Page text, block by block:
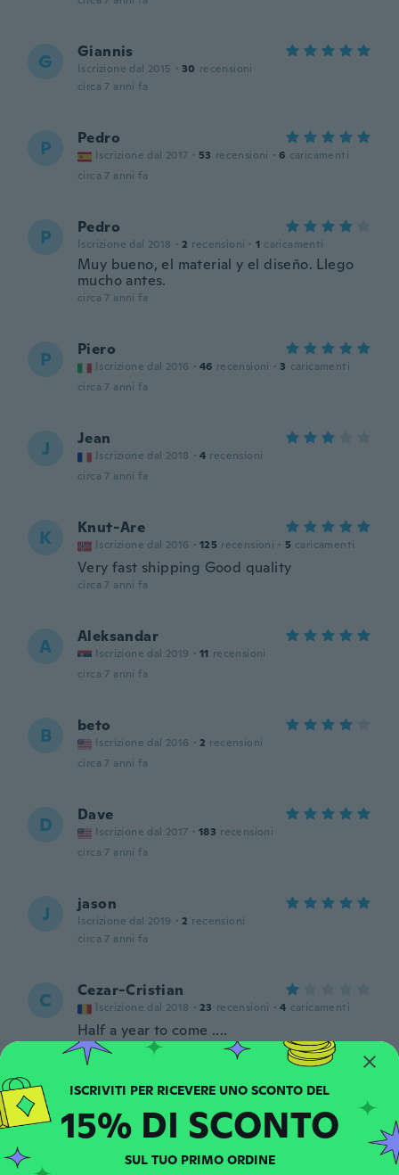
G Giannis
Iscrizione dal 2015 · 30 recensioni
circa 7 anni fa
P Pedro
Iscrizione dal 2017 · 53 recensioni · 6 caricamenti
circa 7 anni fa
P Pedro
Iscrizione dal 2018 · 2 recensioni · 1 caricamenti
Muy bueno, el material y el diseño. Llego
mucho antes.
circa 7 anni fa
P Piero
Iscrizione dal 2016 · 46 recensioni · 3 caricamenti
circa 7 anni fa
J Jean
Iscrizione dal 2018 · 4 recensioni
circa 7 anni fa
K Knut-Are
Iscrizione dal 2016 · 125 recensioni · 5 caricamenti
Very fast shipping Good quality
circa 7 anni fa
A Aleksandar
Iscrizione dal 2019 · 11 recensioni
circa 7 anni fa
B beto
Iscrizione dal 2016 · 2 recensioni
circa 7 anni fa
D Dave
Iscrizione dal 2017 · 183 recensioni
circa 7 anni fa
J jason
Iscrizione dal 2019 · 2 recensioni
circa 7 anni fa
C Cezar-Cristian
Iscrizione dal 2018 · 23 recensioni · 4 caricamenti
Half a year to come ....
circa 7 anni fa
S Samantha
Iscrizione dal 2017 · 9 recensioni
circa 7 anni fa
15% DI SCONTO
SUL TUO PRIMO ORDINE